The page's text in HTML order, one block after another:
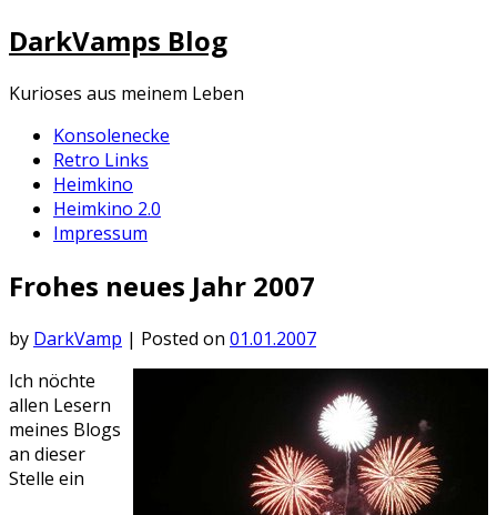
Skip
to
content
DarkVamps Blog
Kurioses aus meinem Leben
Konsolenecke
Retro Links
Heimkino
Heimkino 2.0
Impressum
Frohes neues Jahr 2007
by DarkVamp | Posted on 01.01.2007
Ich nöchte
allen Lesern
meines Blogs
an dieser
Stelle ein